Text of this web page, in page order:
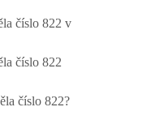
číslo 822 v
číslo 822
číslo 822?